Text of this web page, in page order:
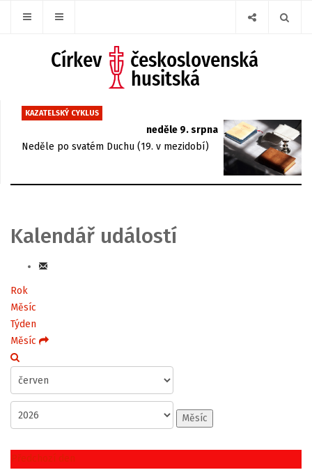
KAZATELSKÝ CYKLUS
neděle 9. srpna
Neděle po svatém Duchu (19. v mezidobí)
Kalendář událostí
Rok
Měsíc
Týden
Měsíc
Měsíc
Předchozí den